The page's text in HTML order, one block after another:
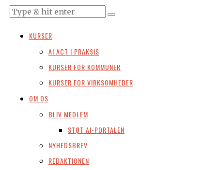
KURSER
AI ACT I PRAKSIS
KURSER FOR KOMMUNER
KURSER FOR VIRKSOMHEDER
OM OS
BLIV MEDLEM
STØT AI-PORTALEN
NYHEDSBREV
REDAKTIONEN